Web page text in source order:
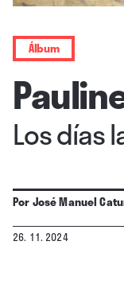
Álbum
Los días
PorJosé Manuel
26. 11. 2024